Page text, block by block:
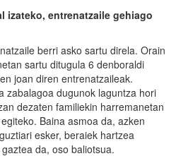
izateko, entrenatzaile gehiago
berri asko sartu direla. Orain
sartu ditugula 6 denboraldi
joan diren entrenatzaileak.
zabalagoa dugunok laguntza hori
dezaten familiekin harremanetan
Baina asmoa da, azken
esker, beraiek hartzea
da, oso baliotsua.